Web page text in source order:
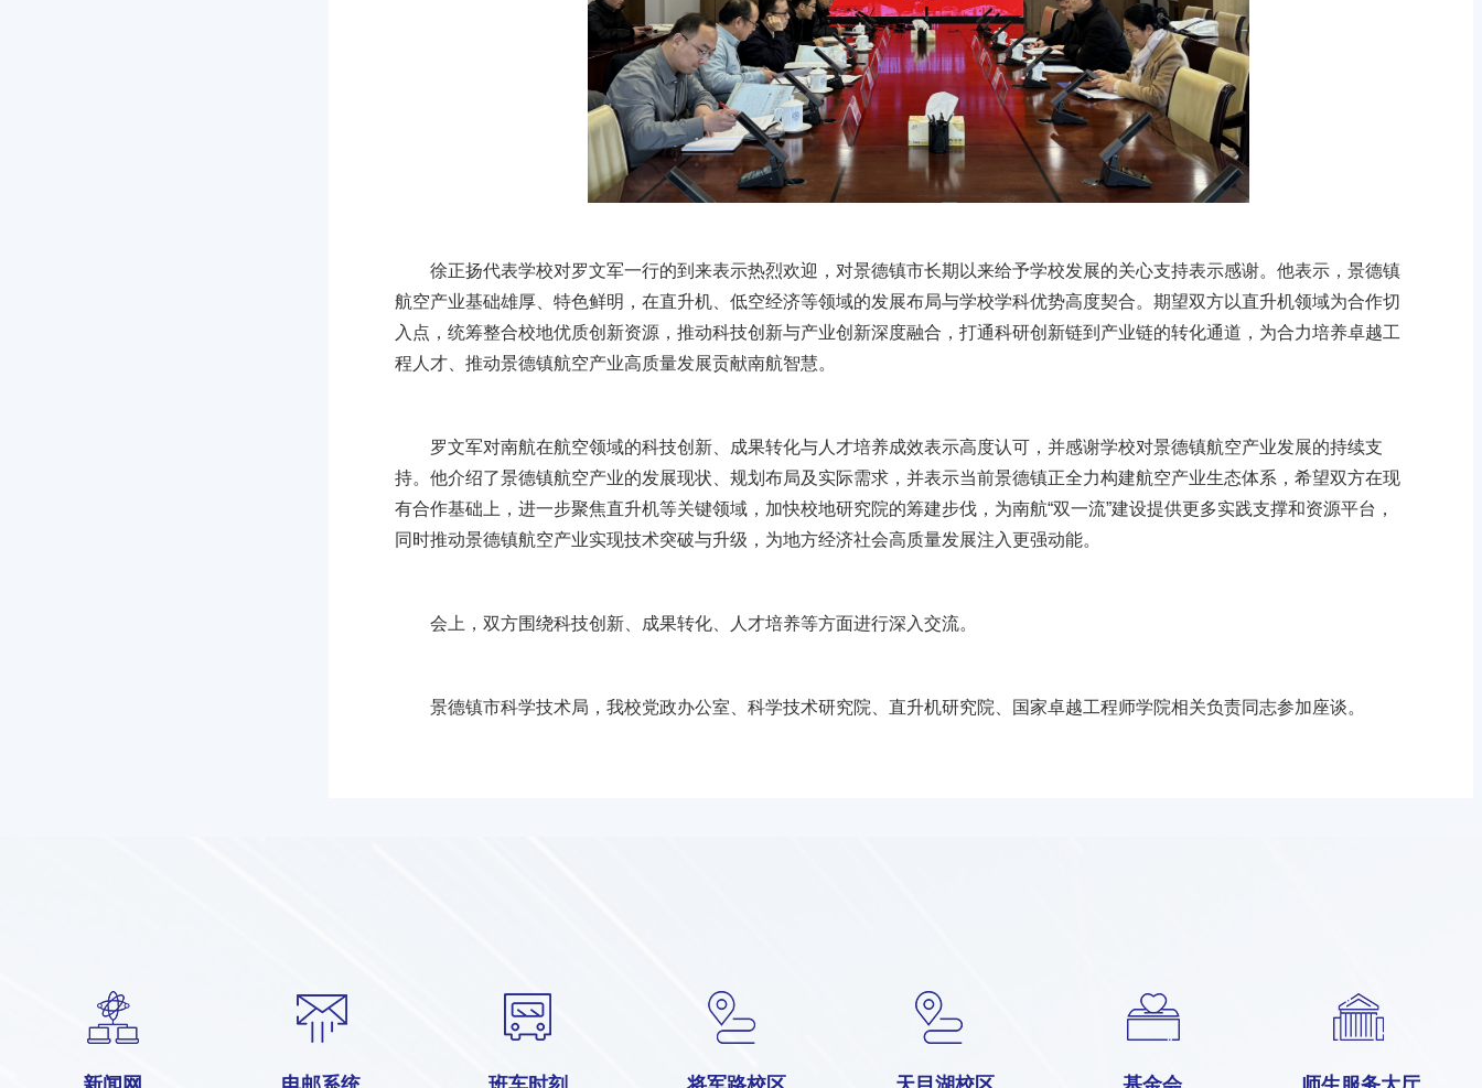
徐正扬代表学校对罗文军一行的到来表示热烈欢迎，对景德镇市长期以来给予学校发展的关心支持表示感谢。他表示，景德镇
航空产业基础雄厚、特色鲜明，在直升机、低空经济等领域的发展布局与学校学科优势高度契合。期望双方以直升机领域为合作切
入点，统筹整合校地优质创新资源，推动科技创新与产业创新深度融合，打通科研创新链到产业链的转化通道，为合力培养卓越工
程人才、推动景德镇航空产业高质量发展贡献南航智慧。
罗文军对南航在航空领域的科技创新、成果转化与人才培养成效表示高度认可，并感谢学校对景德镇航空产业发展的持续支
持。他介绍了景德镇航空产业的发展现状、规划布局及实际需求，并表示当前景德镇正全力构建航空产业生态体系，希望双方在现
有合作基础上，进一步聚焦直升机等关键领域，加快校地研究院的筹建步伐，为南航“双一流”建设提供更多实践支撑和资源平台，
同时推动景德镇航空产业实现技术突破与升级，为地方经济社会高质量发展注入更强动能。
会上，双方围绕科技创新、成果转化、人才培养等方面进行深入交流。
景德镇市科学技术局，我校党政办公室、科学技术研究院、直升机研究院、国家卓越工程师学院相关负责同志参加座谈。